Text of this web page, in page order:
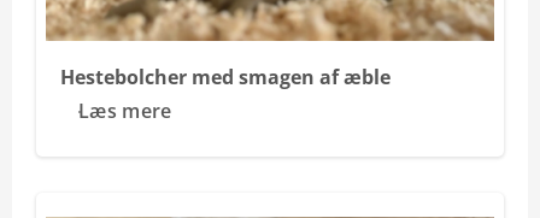
Hestebolcher med smagen af æble
Læs mere